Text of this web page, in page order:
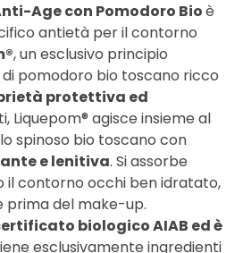
Age con Pomodoro Bioè
antietà per il contorno
, un esclusivo principio
pomodoro bio toscano ricco
protettiva ed
Liquepom® agisce insieme al
spinoso bio toscano con
e lenitiva. Si assorbe
il contorno occhi ben idratato,
prima del make-up.
biologico AIAB ed è
esclusivamente ingredienti